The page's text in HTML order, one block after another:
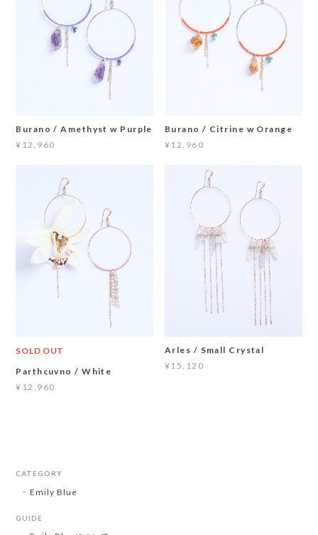
Burano / Amethyst w Purple
¥12,960
Burano / Citrine w Orange
¥12,960
SOLD OUT
Parthcuvno / White
¥12,960
Arles / Small Crystal
¥15,120
CATEGORY
Emily Blue
GUIDE